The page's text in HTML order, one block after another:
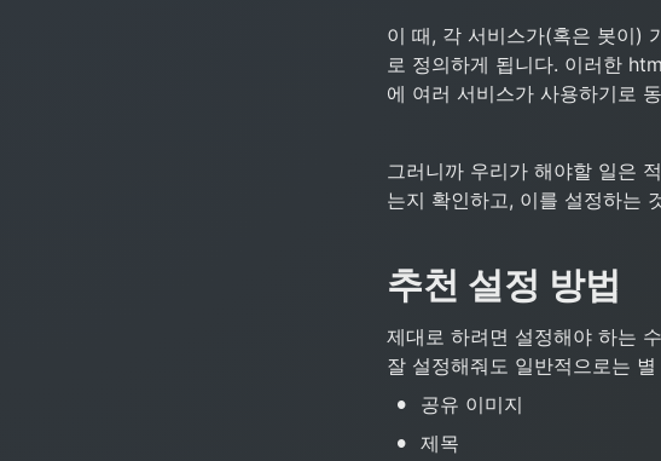
이 때, 각 서비스가(혹은 봇이)
로 정의하게 됩니다. 이러한
에 여러 서비스가 사용하기로
그러니까 우리가 해야할 일은
는지 확인하고, 이를 설정하는
추천 설정 방법
제대로 하려면 설정해야 하는
잘 설정해줘도 일반적으로는
• 공유 이미지
• 제목